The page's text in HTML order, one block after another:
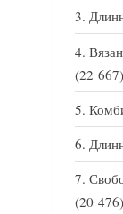
(22 667)
(20 476)